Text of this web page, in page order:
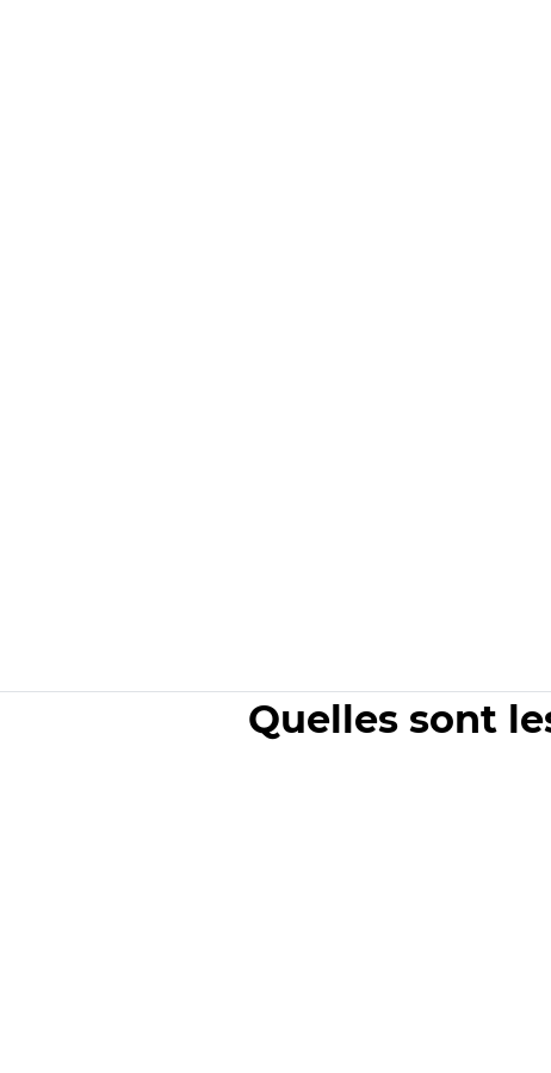
Quelles sont